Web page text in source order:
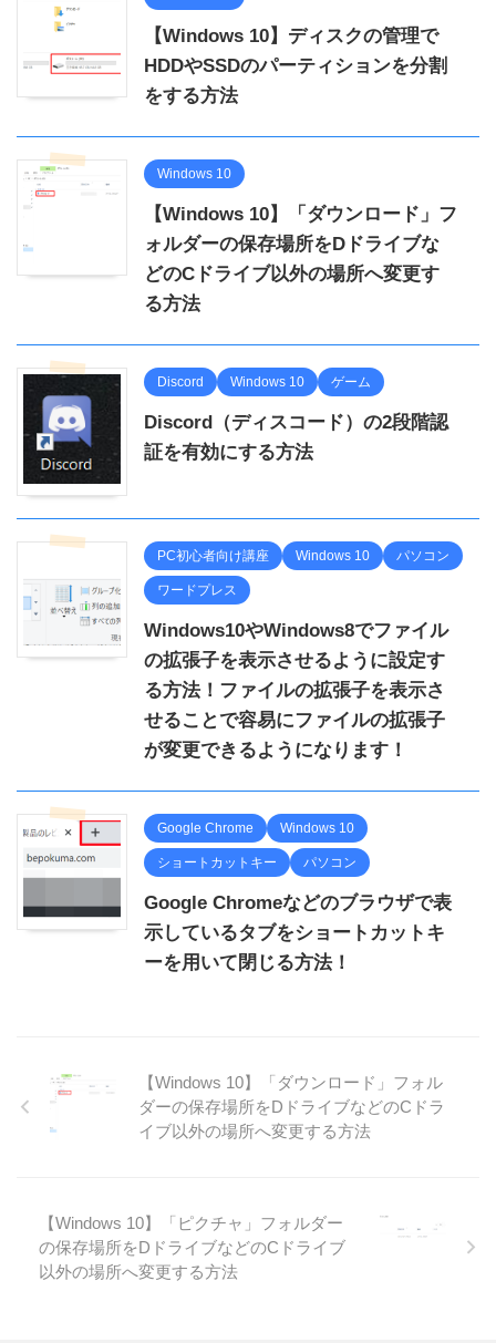
【Windows 10】ディスクの管理で
HDDやSSDのパーティションを分割
をする方法
Windows 10
【Windows 10】「ダウンロード」フ
ォルダーの保存場所をDドライブな
どのCドライブ以外の場所へ変更す
る方法
Discord Windows 10 ゲーム
Discord（ディスコード）の2段階認
証を有効にする方法
PC初心者向け講座 Windows 10 パソコン
ワードプレス
Windows10やWindows8でファイル
の拡張子を表示させるように設定す
る方法！ファイルの拡張子を表示さ
せることで容易にファイルの拡張子
が変更できるようになります！
Google Chrome Windows 10
ショートカットキー パソコン
Google Chromeなどのブラウザで表
示しているタブをショートカットキ
ーを用いて閉じる方法！
【Windows 10】「ダウンロード」フォル
ダーの保存場所をDドライブなどのCドラ
イブ以外の場所へ変更する方法
【Windows 10】「ピクチャ」フォルダー
の保存場所をDドライブなどのCドライブ
以外の場所へ変更する方法